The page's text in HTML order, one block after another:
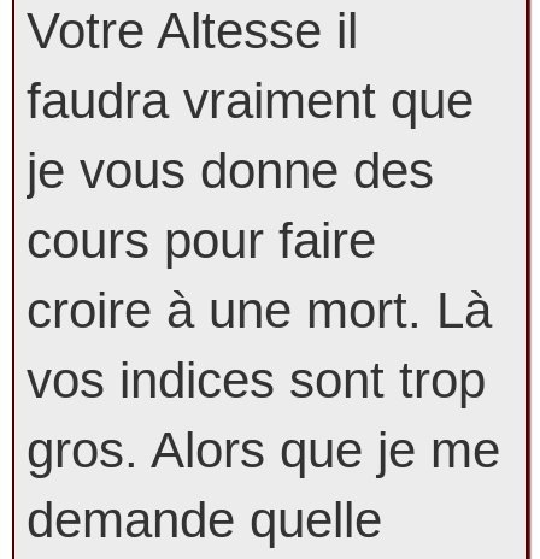
Votre Altesse il
faudra vraiment que
je vous donne des
cours pour faire
croire à une mort. Là
vos indices sont trop
gros. Alors que je me
demande quelle